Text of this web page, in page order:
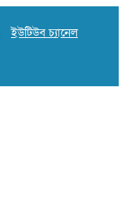
ইউটিউব চ্যানেল